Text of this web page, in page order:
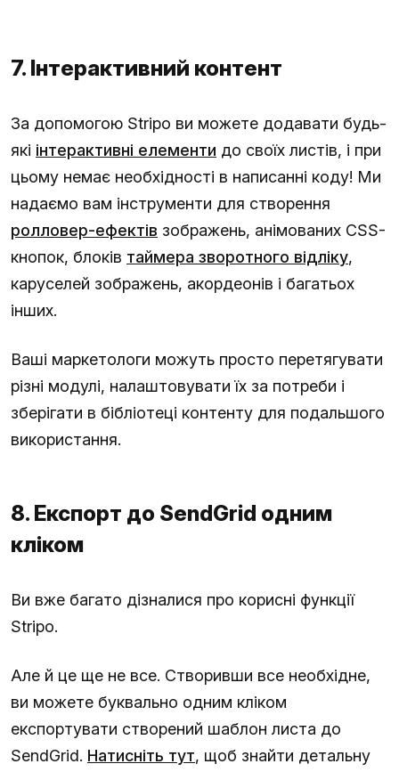
7. Інтерактивний контент
За допомогою Stripo ви можете додавати будь-
які інтерактивні елементи до своїх листів, і при
цьому немає необхідності в написанні коду! Ми
надаємо вам інструменти для створення
ролловер-ефектів зображень, анімованих CSS-
кнопок, блоків таймера зворотного відліку,
каруселей зображень, акордеонів і багатьох
інших.
Ваші маркетологи можуть просто перетягувати
різні модулі, налаштовувати їх за потреби і
зберігати в бібліотеці контенту для подальшого
використання.
8. Експорт до SendGrid одним
кліком
Ви вже багато дізналися про корисні функції
Stripo.
Але й це ще не все. Створивши все необхідне,
ви можете буквально одним кліком
експортувати створений шаблон листа до
SendGrid. Натисніть тут, щоб знайти детальну